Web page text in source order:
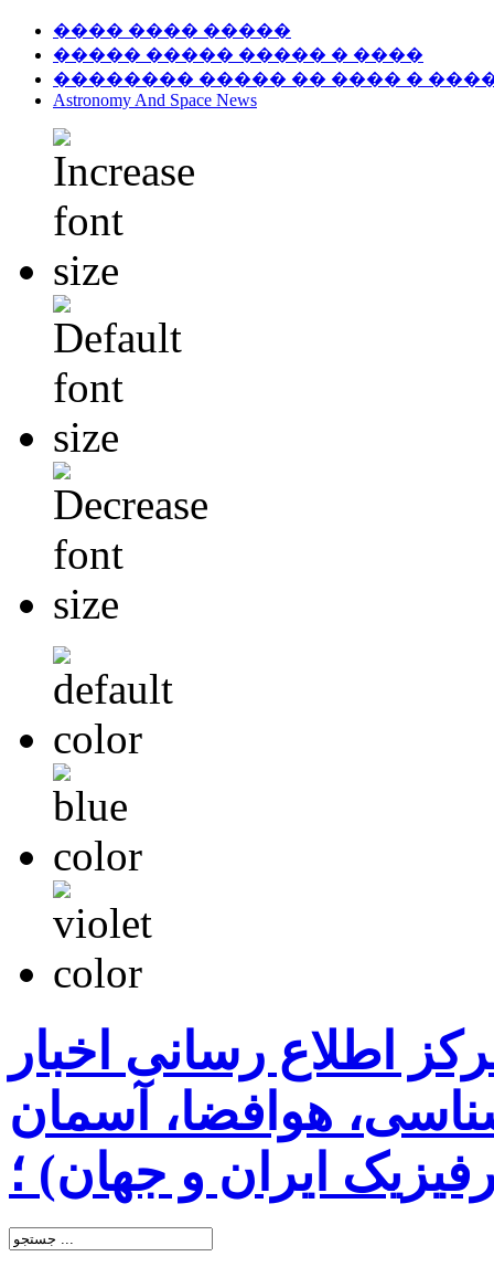
���� ���� �����
����� ����� ����� � ����
�������� ����� �� ���� �
Astronomy And Space News
اطلاع رسانی اخبار
هوافضا، آسمان
ایران و جهان) ؛